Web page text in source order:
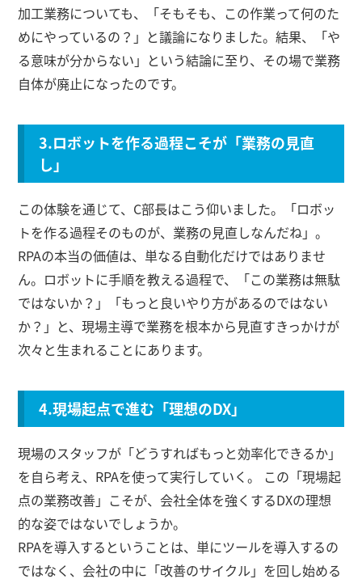
加工業務についても、「そもそも、この作業って何のた
めにやっているの？」と議論になりました。結果、「や
る意味が分からない」という結論に至り、その場で業務
自体が廃止になったのです。
3.ロボットを作る過程こそが「業務の見直
し」
この体験を通じて、C部長はこう仰いました。「ロボッ
トを作る過程そのものが、業務の見直しなんだね」。
RPAの本当の価値は、単なる自動化だけではありませ
ん。ロボットに手順を教える過程で、「この業務は無駄
ではないか？」「もっと良いやり方があるのではない
か？」と、現場主導で業務を根本から見直すきっかけが
次々と生まれることにあります。
4.現場起点で進む「理想のDX」
現場のスタッフが「どうすればもっと効率化できるか」
を自ら考え、RPAを使って実行していく。 この「現場起
点の業務改善」こそが、会社全体を強くするDXの理想
的な姿ではないでしょうか。
RPAを導入するということは、単にツールを導入するの
ではなく、会社の中に「改善のサイクル」を回し始める